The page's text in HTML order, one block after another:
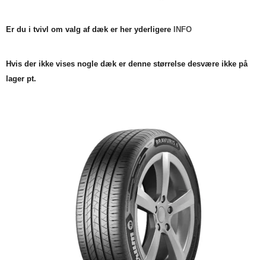
Er du i tvivl om valg af dæk er her yderligere INFO
Hvis der ikke vises nogle dæk er denne størrelse desvære ikke på
lager pt.